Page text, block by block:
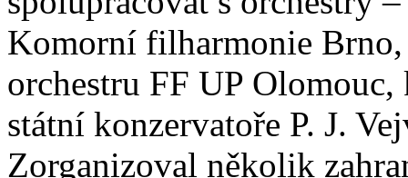
Komorní filharmonie
orchestru FF UP
státní konzervatoře P. J.
Zorganizoval několik